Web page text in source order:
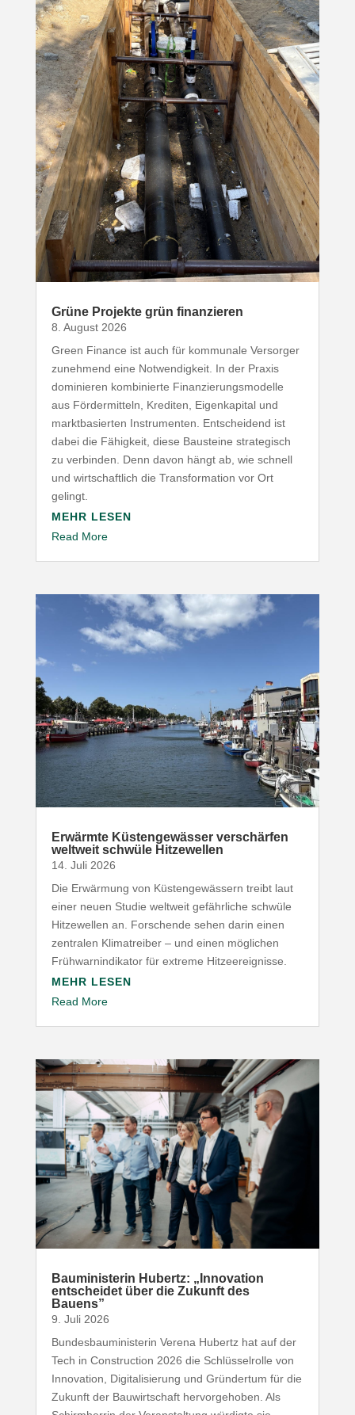
Grüne Projekte grün finanzieren
8. August 2026
Green Finance ist auch für kommunale Versorger
zunehmend eine Notwen­digkeit. In der Praxis
domi­nieren kombi­nierte Finan­zie­rungs­mo­delle
aus Förder­mitteln, Krediten, Eigen­ka­pital und
markt­ba­sierten Instru­menten. Entscheidend ist
dabei die Fähigkeit, diese Bausteine stra­te­gisch
zu verbinden. Denn davon hängt ab, wie schnell
und wirt­schaftlich die Trans­for­mation vor Ort
gelingt.
MEHR LESEN
Read More
Erwärmte Küsten­ge­wässer verschärfen
weltweit schwüle Hitzewellen
14. Juli 2026
Die Erwärmung von Küsten­ge­wässern treibt laut
einer neuen Studie weltweit gefähr­liche schwüle
Hitze­wellen an. Forschende sehen darin einen
zentralen Klima­treiber – und einen möglichen
Früh­warn­in­di­kator für extreme Hitzeereignisse.
MEHR LESEN
Read More
Baumi­nis­terin Hubertz: „Inno­vation
entscheidet über die Zukunft des
Bauens”
9. Juli 2026
Bundesbauministerin Verena Hubertz hat auf der
Tech in Construction 2026 die Schlüsselrolle von
Innovation, Digitalisierung und Gründertum für die
Zukunft der Bauwirtschaft hervorgehoben. Als